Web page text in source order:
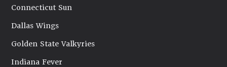
Connecticut Sun
Dallas Wings
Golden State Valkyries
Indiana Fever